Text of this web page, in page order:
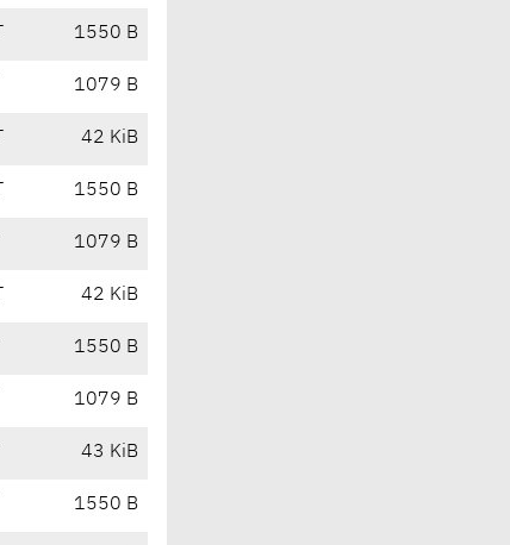
1550 B
1079 B
42 KiB
1550 B
1079 B
42 KiB
1550 B
1079 B
43 KiB
1550 B